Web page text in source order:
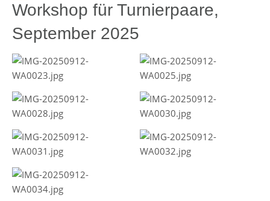
Workshop für Turnierpaare,
September 2025